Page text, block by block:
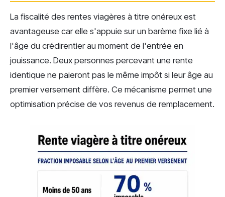
La fiscalité des rentes viagères à titre onéreux est
avantageuse car elle s'appuie sur un barème fixe lié à
l'âge du crédirentier au moment de l'entrée en
jouissance. Deux personnes percevant une rente
identique ne paieront pas le même impôt si leur âge au
premier versement diffère. Ce mécanisme permet une
optimisation précise de vos revenus de remplacement.